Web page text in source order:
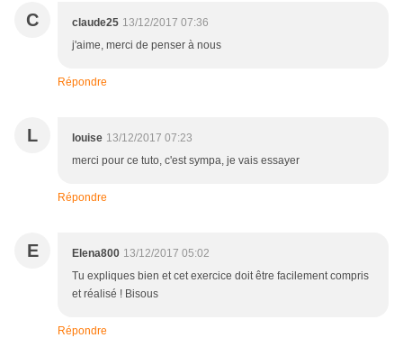
C claude25 13/12/2017 07:36
j'aime, merci de penser à nous
Répondre
L louise 13/12/2017 07:23
merci pour ce tuto, c'est sympa, je vais essayer
Répondre
E Elena800 13/12/2017 05:02
Tu expliques bien et cet exercice doit être facilement compris
et réalisé ! Bisous
Répondre